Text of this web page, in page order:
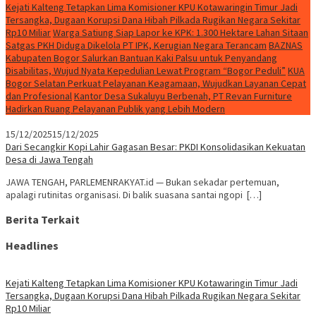
Kejati Kalteng Tetapkan Lima Komisioner KPU Kotawaringin Timur Jadi
Tersangka, Dugaan Korupsi Dana Hibah Pilkada Rugikan Negara Sekitar
Rp10 MiliarWarga Satiung Siap Lapor ke KPK: 1.300 Hektare Lahan Sitaan
Satgas PKH Diduga Dikelola PT IPK, Kerugian Negara Terancam BAZNAS
Kabupaten Bogor Salurkan Bantuan Kaki Palsu untuk Penyandang
Disabilitas, Wujud Nyata Kepedulian Lewat Program “Bogor Peduli” KUA
Bogor Selatan Perkuat Pelayanan Keagamaan, Wujudkan Layanan Cepat
dan ProfesionalKantor Desa Sukaluyu Berbenah, PT Revan Furniture
Hadirkan Ruang Pelayanan Publik yang Lebih Modern
15/12/202515/12/2025
Dari Secangkir Kopi Lahir Gagasan Besar: PKDI Konsolidasikan Kekuatan
Desa di Jawa Tengah
JAWA TENGAH, PARLEMENRAKYAT.id — Bukan sekadar pertemuan,
apalagi rutinitas organisasi. Di balik suasana santai ngopi […]
Berita Terkait
Headlines
Kejati Kalteng Tetapkan Lima Komisioner KPU Kotawaringin Timur Jadi
Tersangka, Dugaan Korupsi Dana Hibah Pilkada Rugikan Negara Sekitar
Rp10 Miliar